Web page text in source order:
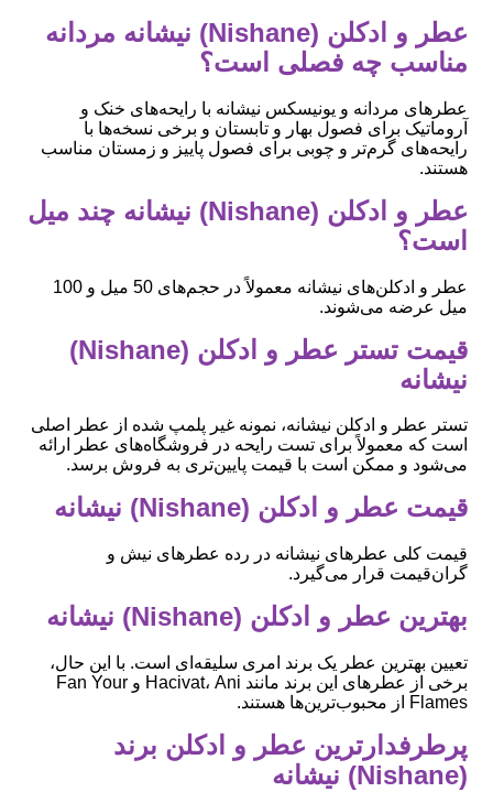
عطر و ادکلن (Nishane) نیشانه مردانه
مناسب چه فصلی است؟
عطرهای مردانه و یونیسکس نیشانه با رایحه‌های خنک و
آروماتیک برای فصول بهار و تابستان و برخی نسخه‌ها با
رایحه‌های گرم‌تر و چوبی برای فصول پاییز و زمستان مناسب
هستند.
عطر و ادکلن (Nishane) نیشانه چند میل
است؟
عطر و ادکلن‌های نیشانه معمولاً در حجم‌های 50 میل و 100
میل عرضه می‌شوند.
قیمت تستر عطر و ادکلن (Nishane)
نیشانه
تستر عطر و ادکلن نیشانه، نمونه غیر پلمپ شده از عطر اصلی
است که معمولاً برای تست رایحه در فروشگاه‌های عطر ارائه
می‌شود و ممکن است با قیمت پایین‌تری به فروش برسد.
قیمت عطر و ادکلن (Nishane) نیشانه
قیمت کلی عطرهای نیشانه در رده عطرهای نیش و
گران‌قیمت قرار می‌گیرد.
بهترین عطر و ادکلن (Nishane) نیشانه
تعیین بهترین عطر یک برند امری سلیقه‌ای است. با این حال،
برخی از عطرهای این برند مانند Hacivat، Ani و Fan Your
Flames از محبوب‌ترین‌ها هستند.
پرطرفدارترین عطر و ادکلن برند
(Nishane) نیشانه